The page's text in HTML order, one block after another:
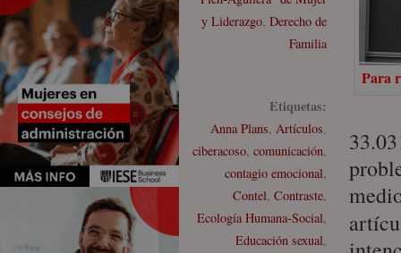
y Liderazgo, Derecho de
Familia
Etiquetas:
Anna Plans, Artículos,
ciberacoso, comunicación,
contagio emocional,
Contel, Contraste,
Ecología Humana-Social,
Educación sexual,
Para